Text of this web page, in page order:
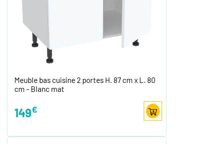
Meuble bas cuisine 2 portes H. 87 cm x L. 80
cm - Blanc mat
149€